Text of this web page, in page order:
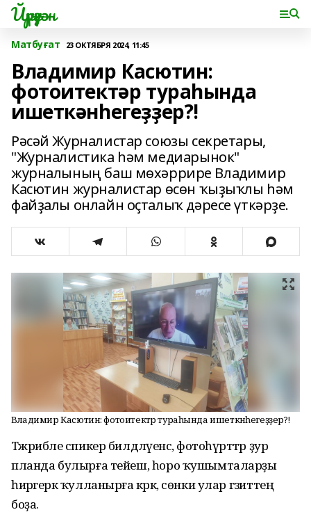
Йүрүҙән
Матбуғат 23 ОКТЯБРЯ 2024, 11:45
Владимир Касютин:
фотоитектәр тураһында
ишеткәнһегеҙҙер?!
Рәсәй Журналистар союзы секретары,
"Журналистика һәм медиарынок"
журналының баш мөхәррире Владимир
Касютин журналистар өсөн ҡыҙыҡлы һәм
файҙалы онлайн оҫталыҡ дәресе үткәрҙе.
Владимир Касютин: фотоитектәр тураһында ишеткәнһегеҙҙер?!
Тәжрибәле спикер билдәләүенсә, фотоһүрәттәр ҙур
планда булырға тейеш, һоро ҡушымталарҙы
һирәгерәк ҡулланырға кәрәк, сөнки улар гәзиттең
боҙа.